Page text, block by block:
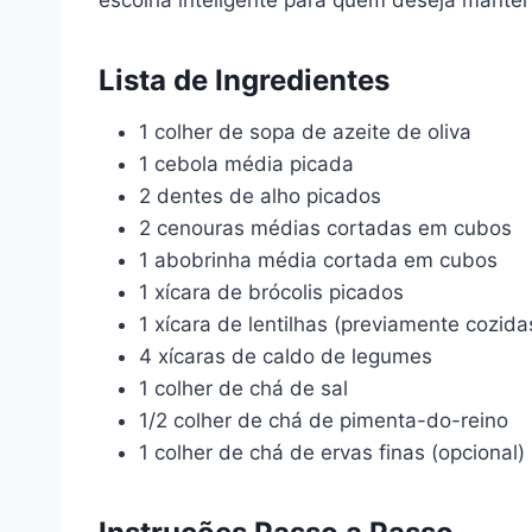
Lista de Ingredientes
1 colher de sopa de azeite de oliva
1 cebola média picada
2 dentes de alho picados
2 cenouras médias cortadas em cubos
1 abobrinha média cortada em cubos
1 xícara de brócolis picados
1 xícara de lentilhas (previamente
4 xícaras de caldo de legumes
1 colher de chá de sal
1/2 colher de chá de pimenta-do-reino
1 colher de chá de ervas finas (opcional)